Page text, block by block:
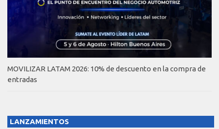
MOVILIZAR LATAM 2026: 10% de descuento en la compra de
entradas
LANZAMIENTOS